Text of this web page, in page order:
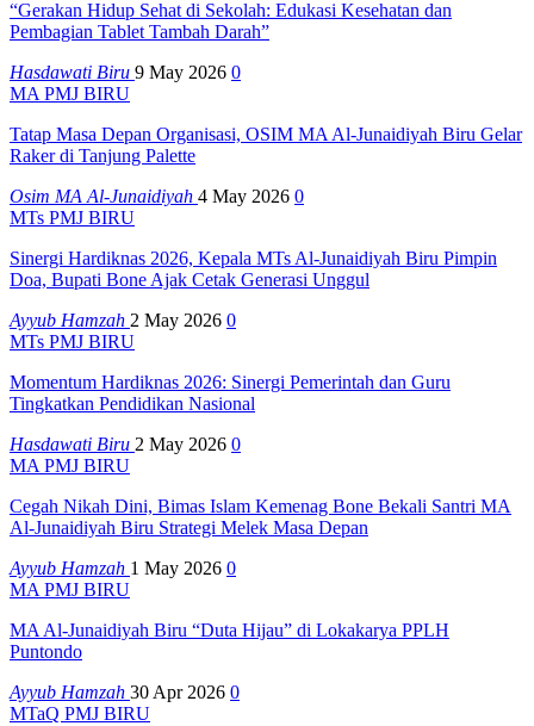
“Gerakan Hidup Sehat di Sekolah: Edukasi Kesehatan dan
Pembagian Tablet Tambah Darah”
Hasdawati Biru 9 May 2026 0
MA PMJ BIRU
Tatap Masa Depan Organisasi, OSIM MA Al-Junaidiyah Biru Gelar
Raker di Tanjung Palette
Osim MA Al-Junaidiyah 4 May 2026 0
MTs PMJ BIRU
Sinergi Hardiknas 2026, Kepala MTs Al-Junaidiyah Biru Pimpin
Doa, Bupati Bone Ajak Cetak Generasi Unggul
Ayyub Hamzah 2 May 2026 0
MTs PMJ BIRU
Momentum Hardiknas 2026: Sinergi Pemerintah dan Guru
Tingkatkan Pendidikan Nasional
Hasdawati Biru 2 May 2026 0
MA PMJ BIRU
Cegah Nikah Dini, Bimas Islam Kemenag Bone Bekali Santri MA
Al-Junaidiyah Biru Strategi Melek Masa Depan
Ayyub Hamzah 1 May 2026 0
MA PMJ BIRU
MA Al-Junaidiyah Biru “Duta Hijau” di Lokakarya PPLH
Puntondo
Ayyub Hamzah 30 Apr 2026 0
MTaQ PMJ BIRU